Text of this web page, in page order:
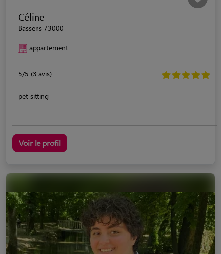
Céline
Bassens 73000
appartement
5/5 (3 avis)
pet sitting
Voir le profil